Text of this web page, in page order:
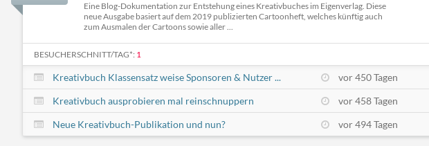
Eine Blog-Dokumentation zur Entstehung eines Kreativbuches im Eigenverlag. Diese
neue Ausgabe basiert auf dem 2019 publizierten Cartoonheft, welches künftig auch
zum Ausmalen der Cartoons sowie aller ...
BESUCHERSCHNITT/TAG*: 1
Kreativbuch Klassensatz weise Sponsoren & Nutzer ... vor 450 Tagen
Kreativbuch ausprobieren mal reinschnuppern
vor 458 Tagen
Neue Kreativbuch-Publikation und nun?
vor 494 Tagen